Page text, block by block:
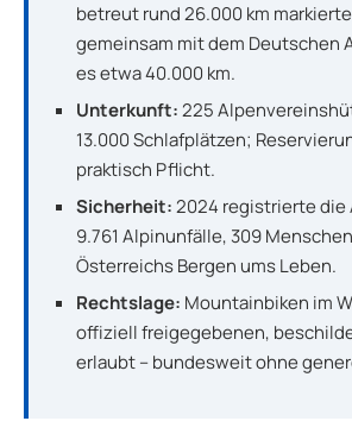
betreut rund 26.000 km
gemeinsam mit dem Deutschen
es etwa 40.000 km.
Unterkunft:225
13.000 Schlafplätzen;
praktisch Pflicht.
Sicherheit:2024 registrierte die
9.761 Alpinunfälle, 309
Österreichs Bergen ums Leben.
Rechtslage: Mountainbiken im
offiziell freigegebenen,
erlaubt – bundesweit ohne